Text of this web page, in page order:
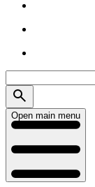
Open main menu